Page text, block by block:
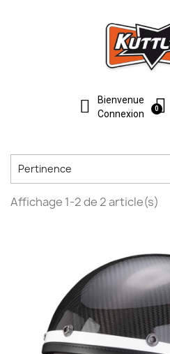
Bienvenue
Connexion
Pertinence
Affichage 1-2 de 2 article(s)